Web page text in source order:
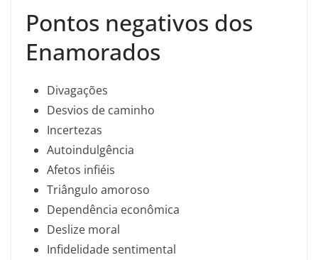
Pontos negativos dos
Enamorados
Divagações
Desvios de caminho
Incertezas
Autoindulgência
Afetos infiéis
Triângulo amoroso
Dependência econômica
Deslize moral
Infidelidade sentimental